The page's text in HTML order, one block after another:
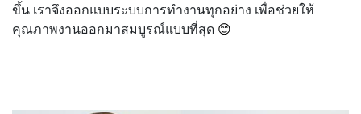
ขึ้น เราจึงออกแบบระบบการทำงานทุกอย่าง เพื่อช่วยให้
คุณภาพงานออกมาสมบูรณ์แบบที่สุด 😊